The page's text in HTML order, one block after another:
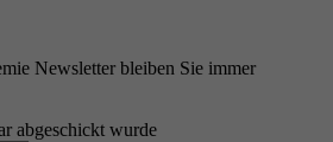
Newsletter bleiben Sie immer
abgeschickt wurde